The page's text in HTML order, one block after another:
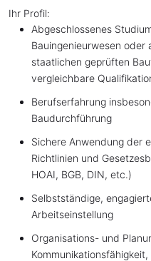
Ihr Profil:
Abgeschlossenes
Bauingenieurwesen oder
staatlichen geprüften
vergleichbare
Berufserfahrung
Baudurchführung
Sichere Anwendung der
Richtlinien und
HOAI, BGB, DIN, etc.)
Selbstständige,
Arbeitseinstellung
Organisations- und